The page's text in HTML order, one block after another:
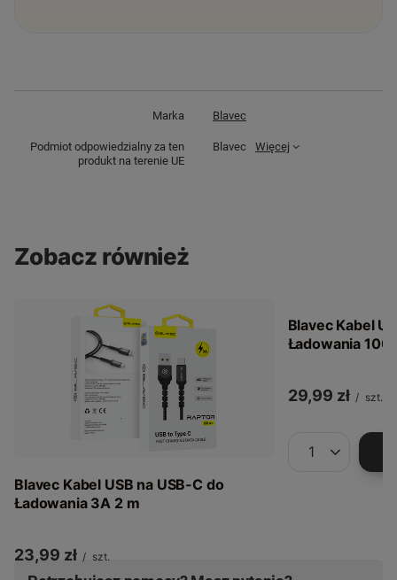
Marka Blavec
Podmiot odpowiedzialny za ten
produkt na terenie UE
Blavec Więcej
Zobacz również
Blavec Kabel USB na USB-C do
Ładowania 3A 2 m
23,99 zł / szt.
Blavec Kabel
Ładowania
29,99 zł / szt.
Ilość